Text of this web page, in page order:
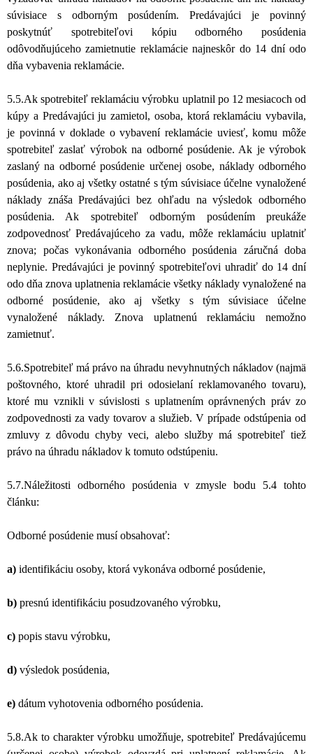
súvisiace s odborným posúdením. Predávajúci je povinný
poskytnúť spotrebiteľovi kópiu odborného posúdenia
odôvodňujúceho zamietnutie reklamácie najneskôr do 14 dní odo
dňa vybavenia reklamácie.
5.5.Ak spotrebiteľ reklamáciu výrobku uplatnil po 12 mesiacoch od
kúpy a Predávajúci ju zamietol, osoba, ktorá reklamáciu vybavila,
je povinná v doklade o vybavení reklamácie uviesť, komu môže
spotrebiteľ zaslať výrobok na odborné posúdenie. Ak je výrobok
zaslaný na odborné posúdenie určenej osobe, náklady odborného
posúdenia, ako aj všetky ostatné s tým súvisiace účelne vynaložené
náklady znáša Predávajúci bez ohľadu na výsledok odborného
posúdenia. Ak spotrebiteľ odborným posúdením preukáže
zodpovednosť Predávajúceho za vadu, môže reklamáciu uplatniť
znova; počas vykonávania odborného posúdenia záručná doba
neplynie. Predávajúci je povinný spotrebiteľovi uhradiť do 14 dní
odo dňa znova uplatnenia reklamácie všetky náklady vynaložené na
odborné posúdenie, ako aj všetky s tým súvisiace účelne
vynaložené náklady. Znova uplatnenú reklamáciu nemožno
zamietnuť.
5.6.Spotrebiteľ má právo na úhradu nevyhnutných nákladov (najmä
poštovného, ktoré uhradil pri odosielaní reklamovaného tovaru),
ktoré mu vznikli v súvislosti s uplatnením oprávnených práv zo
zodpovednosti za vady tovarov a služieb. V prípade odstúpenia od
zmluvy z dôvodu chyby veci, alebo služby má spotrebiteľ tiež
právo na úhradu nákladov k tomuto odstúpeniu.
5.7.Náležitosti odborného posúdenia v zmysle bodu 5.4 tohto
článku:
Odborné posúdenie musí obsahovať:
a) identifikáciu osoby, ktorá vykonáva odborné posúdenie,
b) presnú identifikáciu posudzovaného výrobku,
c) popis stavu výrobku,
d) výsledok posúdenia,
e) dátum vyhotovenia odborného posúdenia.
5.8.Ak to charakter výrobku umožňuje, spotrebiteľ Predávajúcemu